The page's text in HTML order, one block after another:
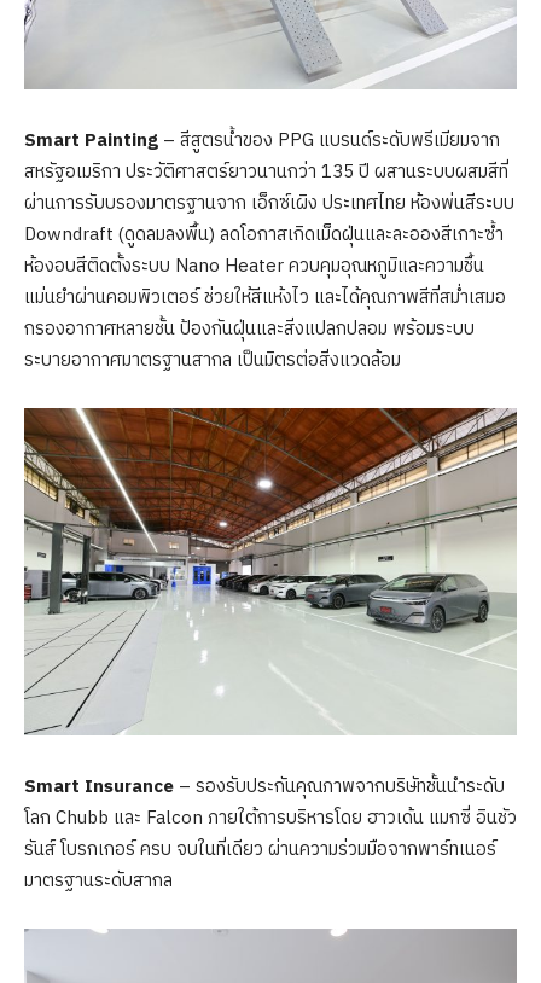
Smart Painting – สีสูตรน้ำของ PPG แบรนด์ระดับพรีเมียมจาก
สหรัฐอเมริกา ประวัติศาสตร์ยาวนานกว่า 135 ปี ผสานระบบผสมสีที่
ผ่านการรับบรองมาตรฐานจาก เอ็กซ์เผิง ประเทศไทย ห้องพ่นสีระบบ
Downdraft (ดูดลมลงพื้น) ลดโอกาสเกิดเม็ดฝุ่นและละอองสีเกาะซ้ำ
ห้องอบสีติดตั้งระบบ Nano Heater ควบคุมอุณหภูมิและความชื้น
แม่นยำผ่านคอมพิวเตอร์ ช่วยให้สีแห้งไว และได้คุณภาพสีที่สม่ำเสมอ
กรองอากาศหลายชั้น ป้องกันฝุ่นและสิ่งแปลกปลอม พร้อมระบบ
ระบายอากาศมาตรฐานสากล เป็นมิตรต่อสิ่งแวดล้อม
Smart Insurance – รองรับประกันคุณภาพจากบริษัทชั้นนำระดับ
โลก Chubb และ Falcon ภายใต้การบริหารโดย ฮาวเด้น แมกซี่ อินชัว
รันส์ โบรกเกอร์ ครบ จบในที่เดียว ผ่านความร่วมมือจากพาร์ทเนอร์
มาตรฐานระดับสากล